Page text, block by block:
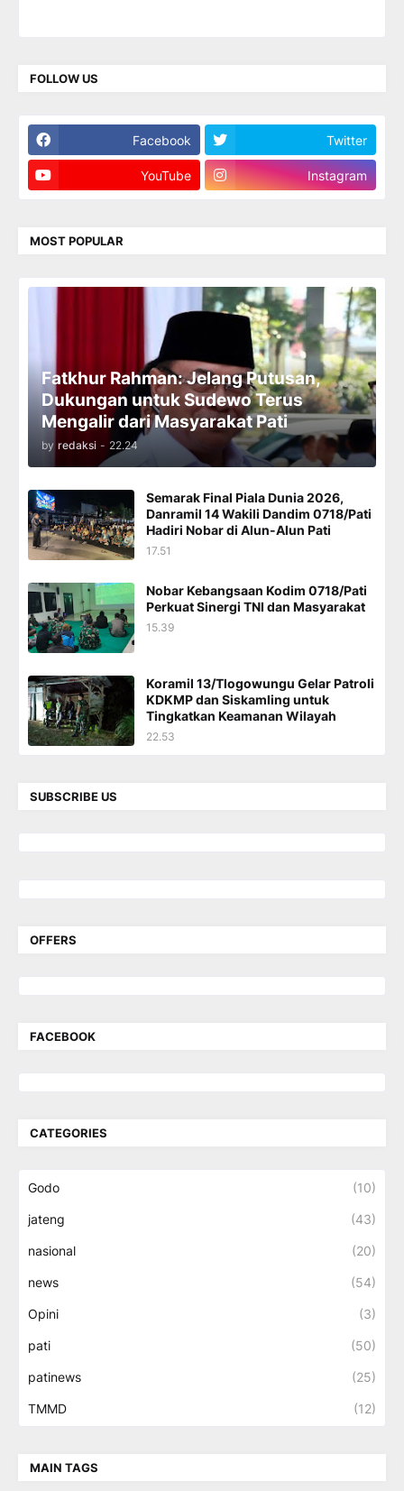
FOLLOW US
Facebook Twitter
YouTube Instagram
MOST POPULAR
Fatkhur Rahman: Jelang Putusan,
Dukungan untuk Sudewo Terus
Mengalir dari Masyarakat Pati
by redaksi - 22.24
Semarak Final Piala Dunia 2026,
Danramil 14 Wakili Dandim 0718/Pati
Hadiri Nobar di Alun-Alun Pati
17.51
Nobar Kebangsaan Kodim 0718/Pati
Perkuat Sinergi TNI dan Masyarakat
15.39
Koramil 13/Tlogowungu Gelar Patroli
KDKMP dan Siskamling untuk
Tingkatkan Keamanan Wilayah
22.53
SUBSCRIBE US
OFFERS
FACEBOOK
CATEGORIES
Godo (10)
jateng (43)
nasional (20)
news (54)
Opini (3)
pati (50)
patinews (25)
TMMD (12)
MAIN TAGS